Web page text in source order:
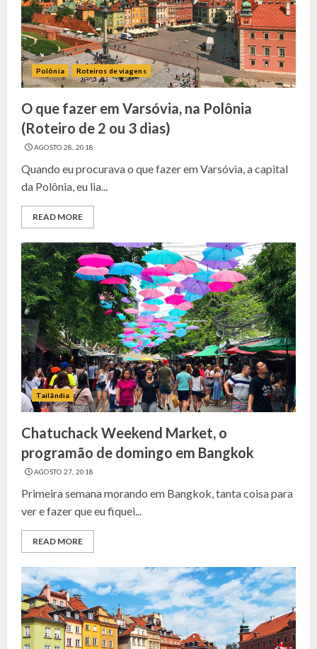
Polônia Roteiros de viagens
O que fazer em Varsóvia, na Polônia
(Roteiro de 2 ou 3 dias)
AGOSTO 28, 2018
Quando eu procurava o que fazer em Varsóvia, a capital
da Polônia, eu lia...
READ MORE
Tailândia
Chatuchack Weekend Market, o
programão de domingo em Bangkok
AGOSTO 27, 2018
Primeira semana morando em Bangkok, tanta coisa para
ver e fazer que eu fiquei...
READ MORE